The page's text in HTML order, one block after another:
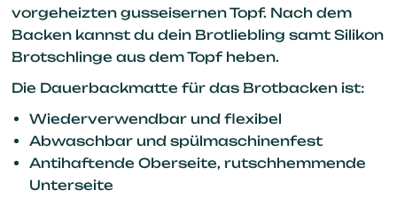
vorgeheizten gusseisernen Topf. Nach dem
Backen kannst du dein Brotliebling samt Silikon
Brotschlinge aus dem Topf heben.
Die Dauerbackmatte für das Brotbacken ist:
Wiederverwendbar und flexibel
Abwaschbar und spülmaschinenfest
Antihaftende Oberseite, rutschhemmende
Unterseite